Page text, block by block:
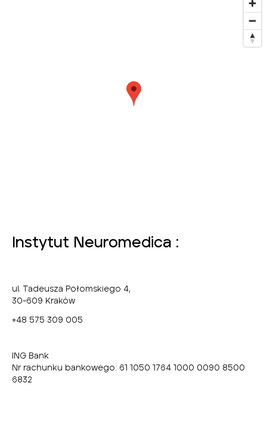
Instytut Neuromedica :
ul. Tadeusza Połomskiego 4,
30-609 Kraków
+48 575 309 005
ING Bank
Nr rachunku bankowego: 61 1050 1764 1000 0090 8500
6832